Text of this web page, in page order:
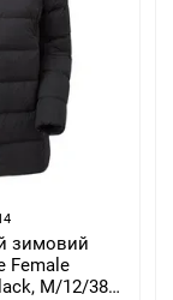
зимовий
Female
M/12/38